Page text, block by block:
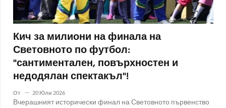
Кич за милиони на финала на
Световното по футбол:
"сантиментален, повърхностен и
недодялан спектакъл"!
От 20 Юли 2026
Вчерашният исторически финал на Световното първенство